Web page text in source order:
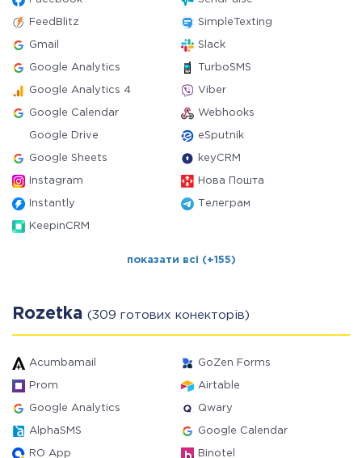
FeedBlitz SimpleTexting
Gmail Slack
Google Analytics TurboSMS
Google Analytics 4 Viber
Google Calendar Webhooks
Google Drive eSputnik
Google Sheets keyCRM
Instagram Нова Пошта
Instantly Телеграм
KeepinCRM
показати всі (+155)
Rozetka (309 готових конекторів)
Acumbamail GoZen Forms
Prom Airtable
Google Analytics Qwary
AlphaSMS Google Calendar
RO App Binotel